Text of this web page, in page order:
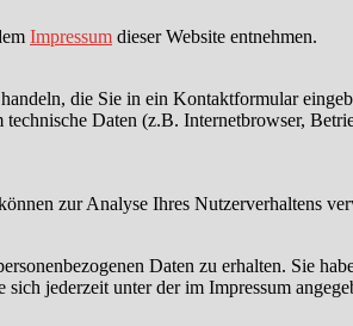
Impressum dieser Website entnehmen.
die Sie in ein Kontaktformular
Daten (z.B. Internetbrowser,
zur Analyse Ihres Nutzerverhaltens
Daten zu erhalten. Sie
jederzeit unter der im Impressum